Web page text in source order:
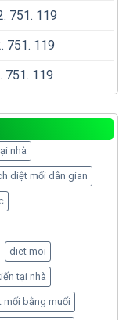
751. 119
751. 119
751. 119
nhà
diệt mối dân gian
diet moi
tại nhà
mối bằng muối